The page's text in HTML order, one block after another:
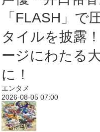
「FLASH」で
タイルを披露
ージにわたる
に！
エンタメ
2026-08-05 07:00